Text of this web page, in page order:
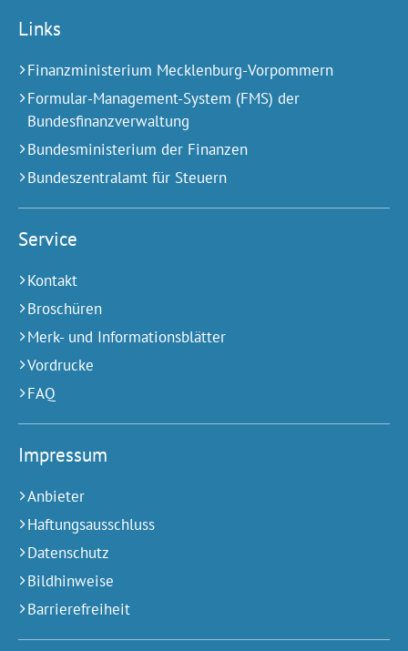
Links
Finanzministerium Mecklenburg-Vorpommern
Formular-Management-System (FMS) der
Bundesfinanzverwaltung
Bundesministerium der Finanzen
Bundeszentralamt für Steuern
Service
Kontakt
Broschüren
Merk- und Informationsblätter
Vordrucke
FAQ
Impressum
Anbieter
Haftungsausschluss
Datenschutz
Bildhinweise
Barrierefreiheit